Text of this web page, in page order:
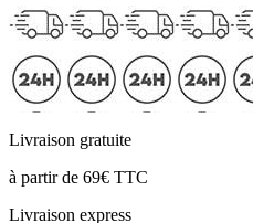
Livraison gratuite
à partir de 69€ TTC
Livraison express